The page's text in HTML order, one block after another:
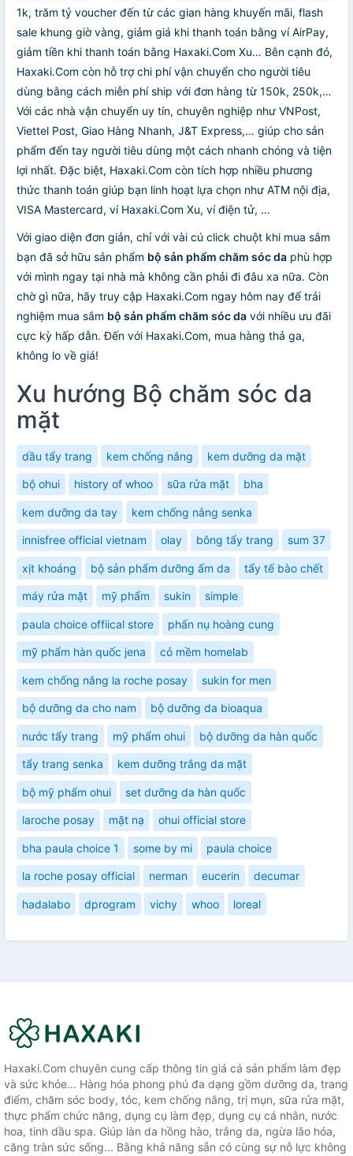
1k, trăm tỷ voucher đến từ các gian hàng khuyến mãi, flash
sale khung giờ vàng, giảm giá khi thanh toán bằng ví AirPay,
giảm tiền khi thanh toán bằng Haxaki.Com Xu… Bên cạnh đó,
Haxaki.Com còn hỗ trợ chi phí vận chuyển cho người tiêu
dùng bằng cách miễn phí ship với đơn hàng từ 150k, 250k,…
Với các nhà vận chuyển uy tín, chuyên nghiệp như VNPost,
Viettel Post, Giao Hàng Nhanh, J&T Express,… giúp cho sản
phẩm đến tay người tiêu dùng một cách nhanh chóng và tiện
lợi nhất. Đặc biệt, Haxaki.Com còn tích hợp nhiều phương
thức thanh toán giúp bạn linh hoạt lựa chọn như ATM nội địa,
VISA Mastercard, ví Haxaki.Com Xu, ví điện tử, …
Với giao diện đơn giản, chỉ với vài cú click chuột khi mua sắm
bạn đã sở hữu sản phẩm bộ sản phẩm chăm sóc da phù hợp
với mình ngay tại nhà mà không cần phải đi đâu xa nữa. Còn
chờ gì nữa, hãy truy cập Haxaki.Com ngay hôm nay để trải
nghiệm mua sắm bộ sản phẩm chăm sóc da với nhiều ưu đãi
cực kỳ hấp dẫn. Đến với Haxaki.Com, mua hàng thả ga,
không lo về giá!
Xu hướng Bộ chăm sóc da
mặt
dầu tẩy trang kem chống nắng kem dưỡng da mặt
bộ ohui history of whoo sữa rửa mặt bha
kem dưỡng da tay kem chống nắng senka
innisfree official vietnam olay bông tẩy trang sum 37
xịt khoáng bộ sản phẩm dưỡng ấm da tẩy tế bào chết
máy rửa mặt mỹ phẩm sukin simple
paula choice offiical store phấn nụ hoàng cung
mỹ phẩm hàn quốc jena cỏ mềm homelab
kem chống nắng la roche posay sukin for men
bộ dưỡng da cho nam bộ dưỡng da bioaqua
nước tẩy trang mỹ phẩm ohui bộ dưỡng da hàn quốc
tẩy trang senka kem dưỡng trắng da mặt
bộ mỹ phẩm ohui set dưỡng da hàn quốc
laroche posay mặt nạ ohui official store
bha paula choice 1 some by mi paula choice
la roche posay official nerman eucerin decumar
hadalabo dprogram vichy whoo loreal
Haxaki.Com chuyên cung cấp thông tin giá cả sản phẩm làm đẹp
và sức khỏe... Hàng hóa phong phú đa dạng gồm dưỡng da, trang
điểm, chăm sóc body, tóc, kem chống nắng, trị mụn, sữa rửa mặt,
thực phẩm chức năng, dụng cụ làm đẹp, dụng cụ cá nhân, nước
hoa, tinh dầu spa. Giúp làn da hồng hào, trắng da, ngừa lão hóa,
căng tràn sức sống... Bằng khả năng sẵn có cùng sự nỗ lực không